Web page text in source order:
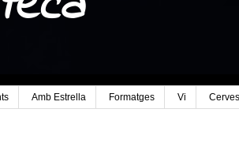
Amb Estrella Formatges Vi